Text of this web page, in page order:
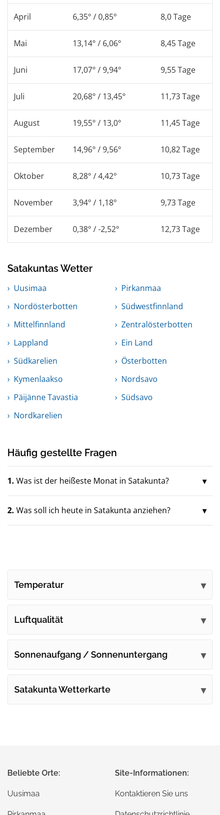
April 6,35° / 0,85° 8,0 Tage
Mai 13,14° / 6,06° 8,45 Tage
Juni 17,07° / 9,94° 9,55 Tage
Juli 20,68° / 13,45° 11,73 Tage
August 19,55° / 13,0° 11,45 Tage
September 14,96° / 9,56° 10,82 Tage
Oktober 8,28° / 4,42° 10,73 Tage
November 3,94° / 1,18° 9,73 Tage
Dezember 0,38° / -2,52° 12,73 Tage
Satakuntas Wetter
Uusimaa
Pirkanmaa
Nordösterbotten
Südwestfinnland
Mittelfinnland
Zentralösterbotten
Lappland
Ein Land
Südkarelien
Österbotten
Kymenlaakso
Nordsavo
Päijänne Tavastia
Südsavo
Nordkarelien
Häufig gestellte Fragen
1. Was ist der heißeste Monat in Satakunta?
2. Was soll ich heute in Satakunta anziehen?
Temperatur
Luftqualität
Sonnenaufgang / Sonnenuntergang
Satakunta Wetterkarte
Beliebte Orte:
Uusimaa
Site-Informationen:
Kontaktieren Sie uns